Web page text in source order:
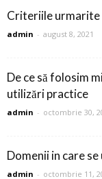
Criteriile urmarite
admin - august 8, 2021
De ce să folosim
utilizări practice
admin - octombrie 30,
Domenii in care
admin - octombrie 11,